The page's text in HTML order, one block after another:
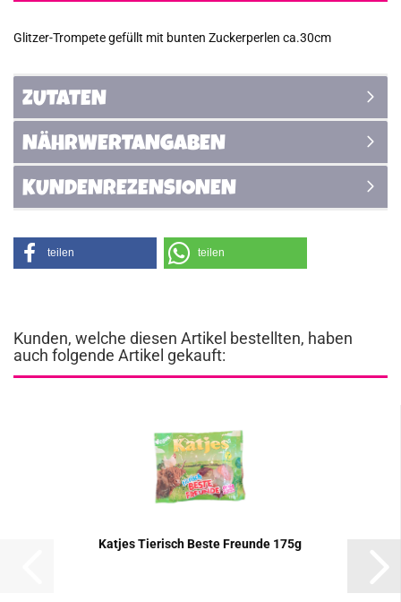
Glitzer-Trompete gefüllt mit bunten Zuckerperlen ca.30cm
ZUTATEN
NÄHRWERTANGABEN
KUNDENREZENSIONEN
teilen teilen
Kunden, welche diesen Artikel bestellten, haben
auch folgende Artikel gekauft:
Kat­jes Tie­risch Beste Freun­de 175g